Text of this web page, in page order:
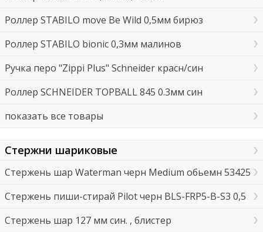
Роллер STABILO move Be Wild 0,5мм бирюз
Роллер STABILO bionic 0,3мм малинов
Ручка перо "Zippi Plus" Schneider красн/син
Роллер SCHNEIDER TOPBALL 845 0.3мм син
показать все товары
Стержни шариковые
Стержень шар Waterman черн Medium обьемн 53425
Стержень пиши-стирай Pilot черн BLS-FRP5-B-S3 0,5
Стержень шар 127 мм син. , блистер